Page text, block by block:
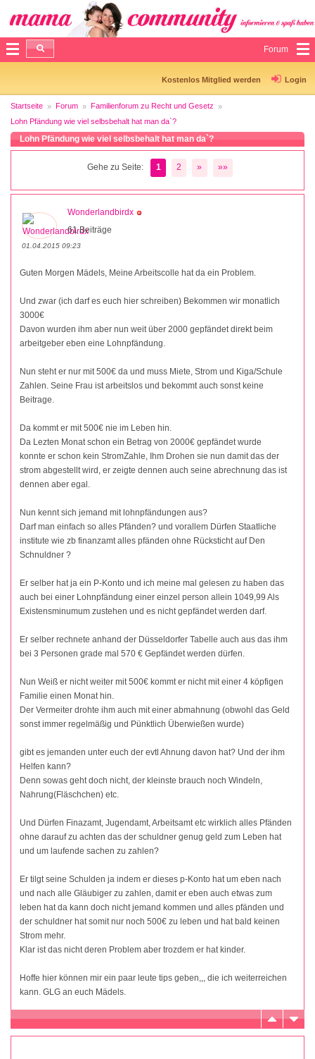
Forum
Kostenlos Mitglied werden Login
Startseite Forum
Familienforum zu Recht und Gesetz
Lohn Pfändung wie viel selbsbehalt hat man da`?
Lohn Pfändung wie viel selbsbehalt hat man da`?
Gehe zu Seite: 1 2 » »»
Wonderlandbirdx
61 Beiträge
01.04.2015 09:23
Guten Morgen Mädels, Meine Arbeitscolle hat da ein Problem.
Und zwar (ich darf es euch hier schreiben) Bekommen wir monatlich
3000€
Davon wurden ihm aber nun weit über 2000 gepfändet direkt beim
arbeitgeber eben eine Lohnpfändung.
Nun steht er nur mit 500€ da und muss Miete, Strom und Kiga/Schule
Zahlen. Seine Frau ist arbeitslos und bekommt auch sonst keine
Beitrage.
Da kommt er mit 500€ nie im Leben hin.
Da Lezten Monat schon ein Betrag von 2000€ gepfändet wurde
konnte er schon kein StromZahle, Ihm Drohen sie nun damit das der
strom abgestellt wird, er zeigte dennen auch seine abrechnung das ist
dennen aber egal.
Nun kennt sich jemand mit lohnpfändungen aus?
Darf man einfach so alles Pfänden? und vorallem Dürfen Staatliche
institute wie zb finanzamt alles pfänden ohne Rücksticht auf Den
Schnuldner ?
Er selber hat ja ein P-Konto und ich meine mal gelesen zu haben das
auch bei einer Lohnpfändung einer einzel person allein 1049,99 Als
Existensminumum zustehen und es nicht gepfändet werden darf.
Er selber rechnete anhand der Düsseldorfer Tabelle auch aus das ihm
bei 3 Personen grade mal 570 € Gepfändet werden dürfen.
Nun Weiß er nicht weiter mit 500€ kommt er nicht mit einer 4 köpfigen
Familie einen Monat hin.
Der Vermeiter drohte ihm auch mit einer abmahnung (obwohl das Geld
sonst immer regelmäßig und Pünktlich Überwießen wurde)
gibt es jemanden unter euch der evtl Ahnung davon hat? Und der ihm
Helfen kann?
Denn sowas geht doch nicht, der kleinste brauch noch Windeln,
Nahrung(Fläschchen) etc.
Und Dürfen Finazamt, Jugendamt, Arbeitsamt etc wirklich alles Pfänden
ohne darauf zu achten das der schuldner genug geld zum Leben hat
und um laufende sachen zu zahlen?
Er tilgt seine Schulden ja indem er dieses p-Konto hat um eben nach
und nach alle Gläubiger zu zahlen, damit er eben auch etwas zum
leben hat da kann doch nicht jemand kommen und alles pfänden und
der schuldner hat somit nur noch 500€ zu leben und hat bald keinen
Strom mehr.
Klar ist das nicht deren Problem aber trozdem er hat kinder.
Hoffe hier können mir ein paar leute tips geben,,, die ich weiterreichen
kann. GLG an euch Mädels.